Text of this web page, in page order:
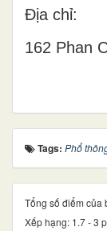
Địa chỉ:
162 Phan
Tags: Phổ
Tổng số điểm của
Xếp hạng: 1.7-3